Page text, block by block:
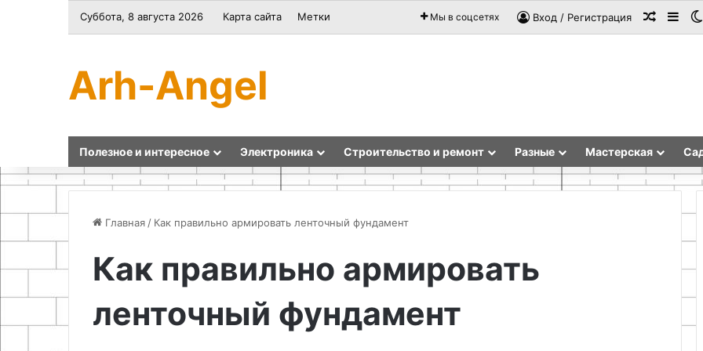
Суббота, 8 августа 2026 Карта сайта Метки Мы в соцсетях Вход / Регистрация
Arh-Angel
Полезное и интересное Электроника Строительство и ремонт Разные Мастерская
Главная / Как правильно армировать ленточный фундамент
Как правильно армировать
ленточный фундамент
Экскурсии
на
Бали:
лучшие
Гравийные
велосипеды